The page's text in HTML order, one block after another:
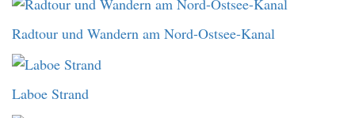
Radtour und Wandern am Nord-Ostsee-Kanal
Laboe Strand